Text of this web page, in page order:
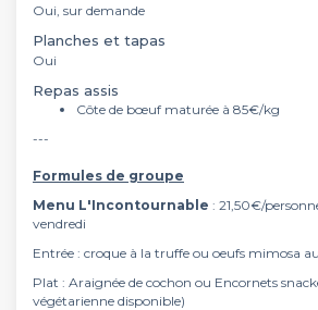
Oui, sur demande
Planches et tapas
Oui
Repas assis
Côte de bœuf maturée à 85€/kg
---
Formules de groupe
Menu L'Incontournable : 21,50€/
vendredi
Entrée : croque à la truffe ou oeufs mimosa
Plat : Araignée de cochon ou Encornets
végétarienne disponible)